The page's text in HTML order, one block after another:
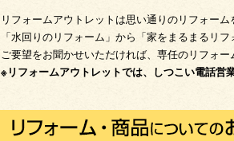
リフォームアウトレットは思い通りのリフォーム
「水回りのリフォーム」から「家をまるまるリ
ご要望をお聞かせいただければ、専任のリフォ
※リフォームアウトレットでは、しつこい電話営